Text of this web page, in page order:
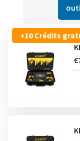
+10 Crédits